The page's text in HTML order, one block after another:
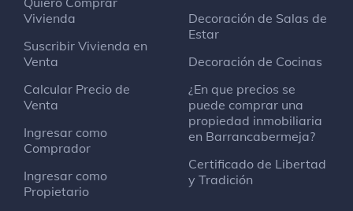
Centro de lubricación Moya
Gasolinera
Ecopetrol - Direccion de tecnologia de
Información (Bloque 7)
Oficina
Hotel Millenium
Hotel
Vivienda
Suscribir Vivienda en
Venta
Calcular Precio de
Venta
Ingresar como
Comprador
Ingresar como
Propietario
Decoración de Salas de
Estar
Decoración de Cocinas
¿En que precios se
puede comprar una
propiedad inmobiliaria
en Barrancabermeja?
Certificado de Libertad
y Tradición